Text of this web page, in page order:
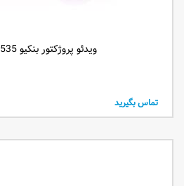
ویدئو پروژکتور بنکیو BENQ MS535
تماس بگیرید